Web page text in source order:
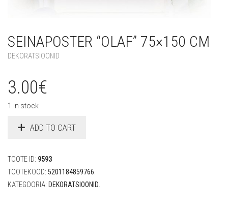
SEINAPOSTER “OLAF” 75×150 CM
DEKORATSIOONID
3.00€
1 in stock
ADD TO CART
TOOTE ID: 9593
TOOTEKOOD: 5201184859766
KATEGOORIA: DEKORATSIOONID